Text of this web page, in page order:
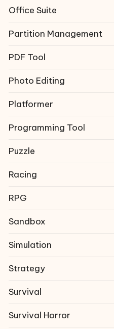
Office Suite
Partition Management
PDF Tool
Photo Editing
Platformer
Programming Tool
Puzzle
Racing
RPG
Sandbox
Simulation
Strategy
Survival
Survival Horror